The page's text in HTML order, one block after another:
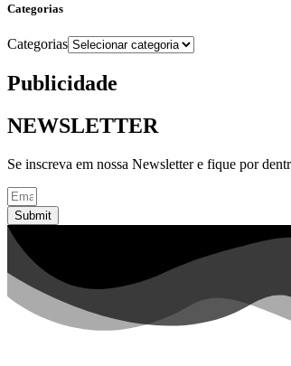
Categorias
Categorias
Publicidade
NEWSLETTER
Se inscreva em nossa Newsletter e fique por
Submit